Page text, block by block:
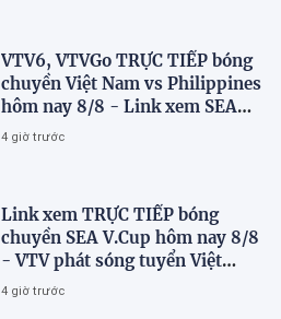
VTV6, VTVGo TRỰC TIẾP bóng
chuyền Việt Nam vs Philippines
hôm nay 8/8 - Link xem SEA
V.Cup 2026 mới nhất
4 giờ trước
Link xem TRỰC TIẾP bóng
chuyền SEA V.Cup hôm nay 8/8
- VTV phát sóng tuyển Việt
Nam đấu Philippines
4 giờ trước